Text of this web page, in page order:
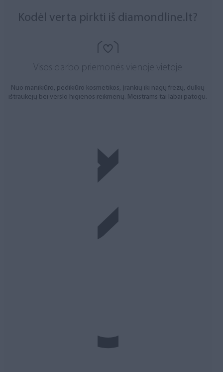
Kodėl verta pirkti iš diamondline.lt?
Visos darbo priemonės vienoje vietoje
Nuo manikiūro, pedikiūro kosmetikos, įrankių iki nagų frezų, dulkių
ištraukėjų bei verslo higienos reikmenų. Meistrams tai labai patogu.